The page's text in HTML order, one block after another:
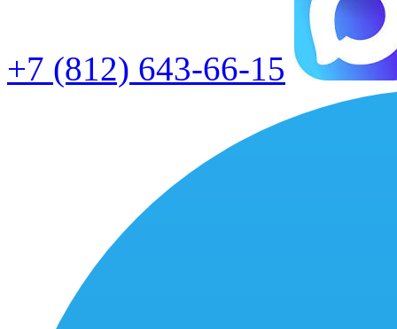
+7 (812) 643-66-15